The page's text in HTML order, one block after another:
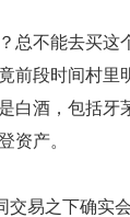
总不能去买这
前段时间村里
白酒，包括牙
资产。
易之下确实